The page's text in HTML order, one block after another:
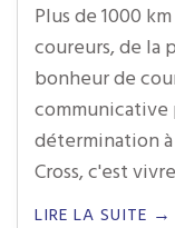
Plus de 1000
coureurs, de la
bonheur de
communicative
détermination
Cross, c'est
LIRE LA SUITE →